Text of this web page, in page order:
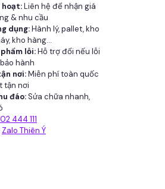
hoạt:Liên hệ để nhận giá
& nhu cầu
dụng:Hành lý, pallet, kho
kho hàng...
lỗi:Hỗ trợ đổi nếu lỗi
hành
nơi:Miễn phí toàn quốc
tận nơi
đáo:Sửa chữa nhanh,
444 111
Zalo Thiên Ý